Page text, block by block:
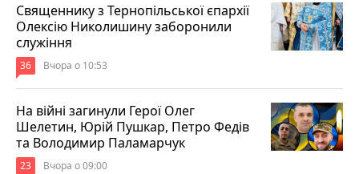
Священнику з Тернопільської єпархії
Олексію Николишину заборонили
служіння
36 Вчора о 10:53
На війні загинули Герої Олег
Шелетин, Юрій Пушкар, Петро Федів
та Володимир Паламарчук
23 Вчора о 09:00